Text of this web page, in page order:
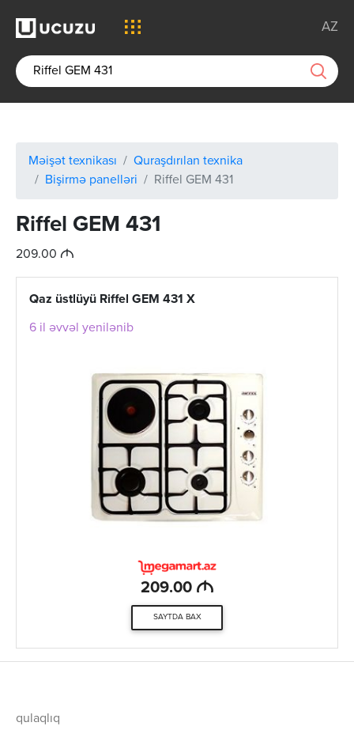
AZ
Məişət texnikası
Quraşdırılan texnika
Bişirmə panelləri
Riffel GEM 431
Riffel GEM 431
209.00 M
Qaz üstlüyü Riffel GEM 431 X
6 il əvvəl yenilənib
209.00 M
SAYTDA BAX
qulaqlıq